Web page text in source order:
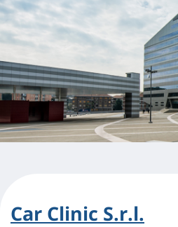
Car Clinic S.r.l.